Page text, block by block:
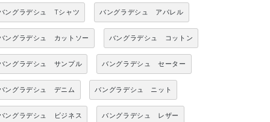
ングラデシュ Tシャツ バングラデシュ アパレル
ングラデシュ カットソー バングラデシュ コットン
ングラデシュ サンプル バングラデシュ セーター
ングラデシュ デニム バングラデシュ ニット
ングラデシュ ビジネス バングラデシュ レザー